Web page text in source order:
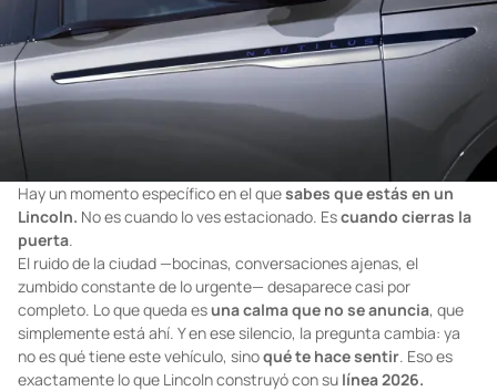
Hay un momento específico en el quesabes que estás en un
Lincoln. No es cuando lo ves estacionado. Escuando cierras la
puerta.
El ruido de la ciudad —bocinas, conversaciones ajenas, el
zumbido constante de lo urgente— desaparece casi por
completo. Lo que queda esuna calma que no se anuncia, que
simplemente está ahí. Y en ese silencio, la pregunta cambia: ya
no es qué tiene este vehículo, sinoqué te hace sentir. Eso es
exactamente lo que Lincoln construyó con su línea 2026.